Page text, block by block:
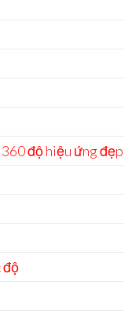
độ hiệu ứng đẹp
độ